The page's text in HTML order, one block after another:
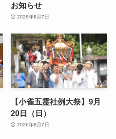
お知らせ
2026年8月7日
【小雀五霊社例大祭】9月
20日（日）
2026年8月7日